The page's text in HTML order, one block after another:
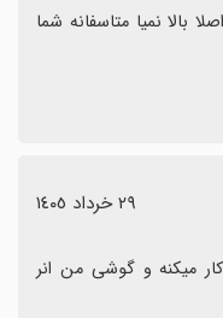
٢٩ خرداد ١٤٠٥